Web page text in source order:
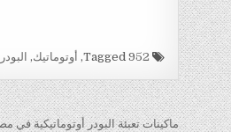
952
, أوتوماتيك, البودر
ماكينات تعبئة البودر أوتوماتيكية في مصر موديل 952